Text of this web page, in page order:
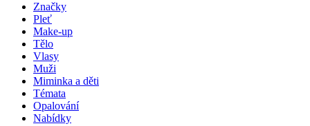
Značky
Pleť
Make-up
Tělo
Vlasy
Muži
Miminka a děti
Témata
Opalování
Nabídky